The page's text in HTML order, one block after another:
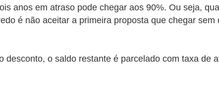
anos em atraso pode chegar aos 90%. Ou seja,
é não aceitar a primeira proposta que chegar
desconto, o saldo restante é parcelado com taxa de